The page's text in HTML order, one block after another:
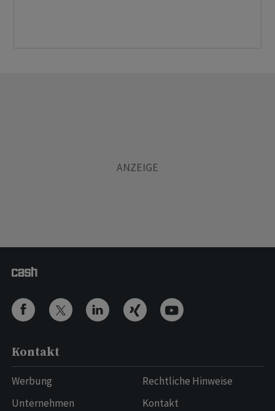
Kontakt
Werbung
Unternehmen
Rechtliche Hinweise
Kontakt